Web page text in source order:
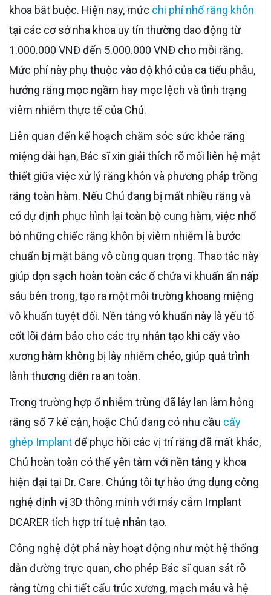
khoa bắt buộc. Hiện nay, mức chi phí nhổ răng khôn
tại các cơ sở nha khoa uy tín thường dao động từ
1.000.000 VNĐ đến 5.000.000 VNĐ cho mỗi răng.
Mức phí này phụ thuộc vào độ khó của ca tiểu phẫu,
hướng răng mọc ngầm hay mọc lệch và tình trạng
viêm nhiễm thực tế của Chú.
Liên quan đến kế hoạch chăm sóc sức khỏe răng
miệng dài hạn, Bác sĩ xin giải thích rõ mối liên hệ mật
thiết giữa việc xử lý răng khôn và phương pháp trồng
răng toàn hàm. Nếu Chú đang bị mất nhiều răng và
có dự định phục hình lại toàn bộ cung hàm, việc nhổ
bỏ những chiếc răng khôn bị viêm nhiễm là bước
chuẩn bị mặt bằng vô cùng quan trọng. Thao tác này
giúp dọn sạch hoàn toàn các ổ chứa vi khuẩn ẩn nấp
sâu bên trong, tạo ra một môi trường khoang miệng
vô khuẩn tuyệt đối. Nền tảng vô khuẩn này là yếu tố
cốt lõi đảm bảo cho các trụ nhân tạo khi cấy vào
xương hàm không bị lây nhiễm chéo, giúp quá trình
lành thương diễn ra an toàn.
Trong trường hợp ổ nhiễm trùng đã lây lan làm hỏng
răng số 7 kế cận, hoặc Chú đang có nhu cầu cấy
ghép Implantđể phục hồi các vị trí răng đã mất khác,
Chú hoàn toàn có thể yên tâm với nền tảng y khoa
hiện đại tại Dr. Care. Chúng tôi tự hào ứng dụng công
nghệ định vị 3D thông minh với máy cắm Implant
DCARER tích hợp trí tuệ nhân tạo.
Công nghệ đột phá này hoạt động như một hệ thống
dẫn đường trực quan, cho phép Bác sĩ quan sát rõ
ràng từng chi tiết cấu trúc xương, mạch máu và hệ